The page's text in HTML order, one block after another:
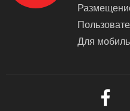
Для